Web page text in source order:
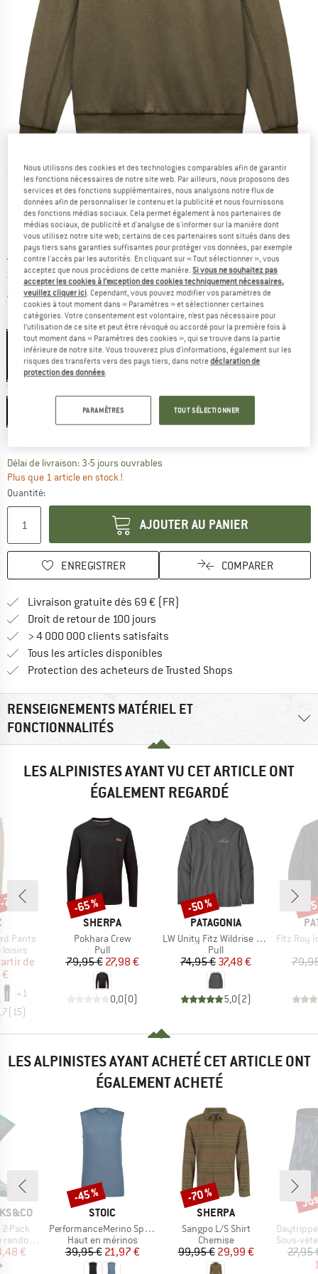
Photos détaillées
Prix initial :
105,95€
Prix:
42,38€ TVA incl.
hors Frais de livraisonInformations sur les frais de livraison. Ouvre une
Couleur:Tea Leaf
-60 %
Taille:
L XXL 3XL
Délai de livraison: 3-5 jours ouvrablesLe lien s'ouvre dans une boîte
Plus que 1 article en stock !
Quantité:
AJOUTER AU PANIER
ENREGISTRER COMPARER
Livraison gratuite dès 69 € (FR)
Droit de retour de 100 jours
> 4 000 000 clients satisfaits
Tous les articles disponibles
Protection des acheteurs de Trusted Shops
RENSEIGNEMENTS MATÉRIEL ET
FONCTIONNALITÉS
LES ALPINISTES AYANT VU CET ARTICLE ONT
ÉGALEMENT REGARDÉ
Pants
loisirs
réduit
de
+1
( 15)
%
MARQUE
SHERPA
Article
Pokhara Crew
Product group
Pull
Prix
79,95 €Prix réduit
27,98 €
0,0(0)
Remise
-65 %
MARQUE
PATAGONIA
Article
LW Unity Fitz Wildrise Crew
Product group
Pull
Prix
74,95 €Prix réduit
37,48 €
5,0(2)
Remise
-50 %
Article
Fitz Roy Icon
-
LES ALPINISTES AYANT ACHETÉ CET ARTICLE ONT
ÉGALEMENT ACHETÉ
Pack
réduit
€
MARQUE
STOIC
Article
PerformanceMerino SpikenSt. Tank
Product group
Haut en mérinos
Prix
39,95 €Prix réduit
21,97 €
Remise
-45 %
MARQUE
SHERPA
Article
Sangpo L/S Shirt
Product group
Chemise
Prix
99,95 €Prix réduit
29,99 €
Remise
-70 %
Article
Daytripper
Product
Sous-
27,95
Nous utilisons des cookies et des technologies comparables afin de garantir
les fonctions nécessaires de notre site web. Par ailleurs, nous proposons des
services et des fonctions supplémentaires, nous analysons notre flux de
données afin de personnaliser le contenu et la publicité et nous fournissons
des fonctions médias sociaux. Cela permet également à nos partenaires de
médias sociaux, de publicité et d'analyse de s'informer sur la manière dont
vous utilisez notre site web; certains de ces partenaires sont situés dans des
pays tiers sans garanties suffisantes pour protéger vos données, par exemple
contre l'accès par les autorités. En cliquant sur « Tout sélectionner », vous
acceptez que nous procédions de cette manière.Si vous ne souhaitez pas
accepter les cookies à l’exception des cookies techniquement nécessaires,
veuillez cliquer ici. Cependant, vous pouvez modifier vos paramètres de
cookies à tout moment dans « Paramètres » et sélectionner certaines
catégories. Votre consentement est volontaire, n’est pas nécessaire pour
l’utilisation de ce site et peut être révoqué ou accordé pour la première fois à
tout moment dans « Paramètres des cookies », qui se trouve dans la partie
inférieure de notre site. Vous trouverez plus d'informations, également sur les
risques des transferts vers des pays tiers, dans notredéclaration de
protection des données.
PARAMÈTRES TOUT SÉLECTIONNER